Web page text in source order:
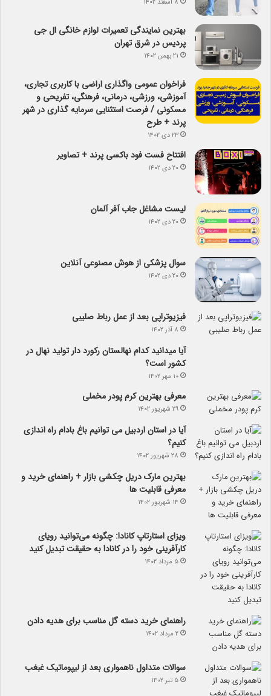
بهترین نمایندگی تعمیرات لوازم خانگی ال جی
پردیس در شرق تهران
۲۱ بهمن ۱۴۰۲
فراخوان عمومی واگذاری اراضی با کاربری تجاری،
آموزشی، ورزشی، درمانی، فرهنگی، تفریحی و
مسکونی / فرصت استثنایی سرمایه گذاری در شهر
پرند + طرح
۲۳ دی ۱۴۰۲
افتتاح فست فود باکسی پرند + تصاویر
۲۰ دی ۱۴۰۲
لیست مشاغل جاب آفر آلمان
۲۰ دی ۱۴۰۲
سوال پزشکی از هوش مصنوعی آنلاین
۲۰ دی ۱۴۰۲
فیزیوتراپی بعد از عمل رباط صلیبی
۸ آذر ۱۴۰۲
آیا می­دانید کدام نهالستان رکورد دار تولید نهال­ در
کشور است؟
۱۰ مهر ۱۴۰۲
معرفی بهترین کرم پودر مخملی
۲۹ شهریور ۱۴۰۲
آیا در استان اردبیل می توانیم باغ بادام راه اندازی
کنیم؟
۲۸ شهریور ۱۴۰۲
بهترین مارک دریل چکشی بازار + راهنمای خرید و
معرفی قابلیت ها
۱۴ شهریور ۱۴۰۲
ویزای استارتاپ کانادا: چگونه می‌توانید رویای
کارآفرینی خود را در کانادا به حقیقت تبدیل کنید
۵ مرداد ۱۴۰۲
راهنمای خرید دسته گل مناسب برای هدیه دادن
۲ مرداد ۱۴۰۲
سوالات متداول ناهمواری بعد از لیپوماتیک غبغب
۵ تیر ۱۴۰۲